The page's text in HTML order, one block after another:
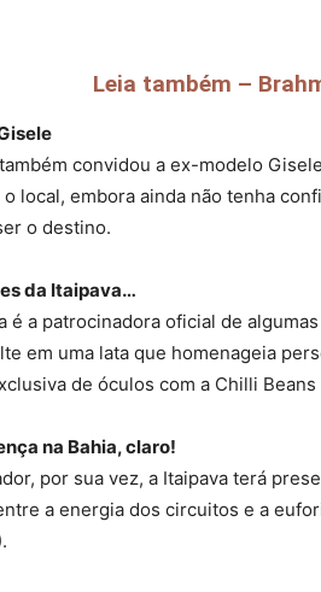
Leia também –
convidou a ex-modelo
local, embora ainda não tenha
o destino.
da Itaipava…
é a patrocinadora oficial de
em uma lata que homenageia
de óculos com a Chilli
na Bahia, claro!
por sua vez, a Itaipava terá
a energia dos circuitos e a